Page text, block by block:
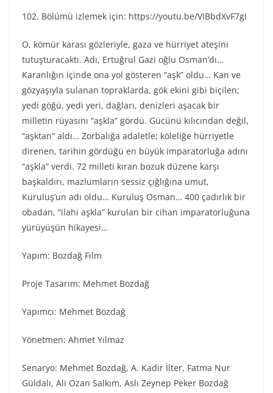
102. Bölümü izlemek için: https://youtu.be/VIBbdXvF7gI
O, kömür karası gözleriyle, gaza ve hürriyet ateşini
tutuşturacaktı. Adı, Ertuğrul Gazi oğlu Osman’dı…
Karanlığın içinde ona yol gösteren “aşk” oldu… Kan ve
gözyaşıyla sulanan topraklarda, gök ekini gibi biçilen;
yedi göğü, yedi yeri, dağları, denizleri aşacak bir
milletin rüyasını “aşkla” gördü. Gücünü kılıcından değil,
“aşktan” aldı… Zorbalığa adaletle; köleliğe hürriyetle
direnen, tarihin gördüğü en büyük imparatorluğa adını
“aşkla” verdi. 72 milleti kıran bozuk düzene karşı
başkaldırı, mazlumların sessiz çığlığına umut,
Kuruluş’un adı oldu… Kuruluş Osman… 400 çadırlık bir
obadan, “ilahi aşkla” kurulan bir cihan imparatorluğuna
yürüyüşün hikayesi…
Yapım: Bozdağ Fi̇lm
Proje Tasarım: Mehmet Bozdağ
Yapımcı: Mehmet Bozdağ
Yönetmen: Ahmet Yılmaz
Senaryo: Mehmet Bozdağ, A. Kadir İlter, Fatma Nur
Güldalı, Ali Ozan Salkım, Aslı Zeynep Peker Bozdağ